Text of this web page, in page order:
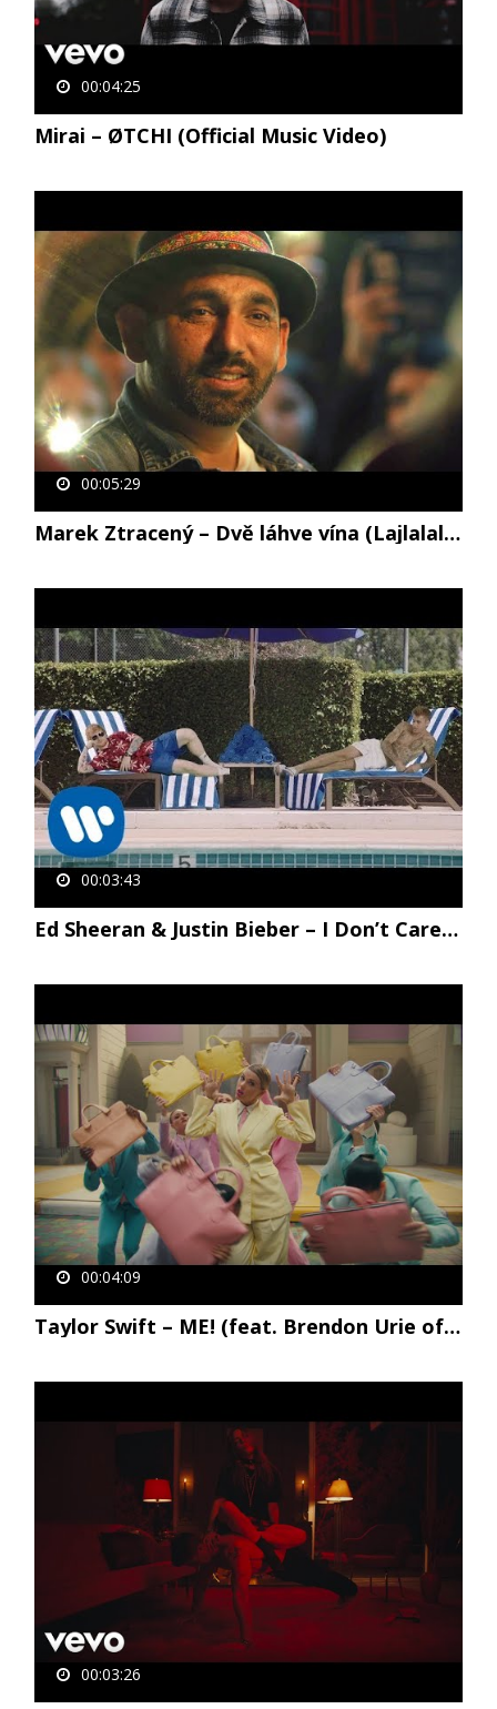
00:04:25
Mirai – ØTCHI (Official Music Video)
00:05:29
Marek Ztracený – Dvě láhve vína (Lajlalalaj) (oficiální video)
00:03:43
Ed Sheeran & Justin Bieber – I Don’t Care [Official Video]
00:04:09
Taylor Swift – ME! (feat. Brendon Urie of Panic! At The Disco)
00:03:26